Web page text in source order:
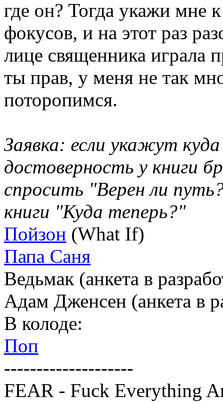
где он? Тогда укажи мне
фокусов, и на этот раз
лице священника играла
ты прав, у меня не так
поторопимся.
Заявка: если укажут
достоверность у книги
спросить "Верен ли
книги "Куда теперь?"
Пойзон (What If)
Папа Саня
Ведьмак (анкета в
Адам Дженсен (анкета в
В колоде:
Поп
--------------------
FEAR - Fuck Everything